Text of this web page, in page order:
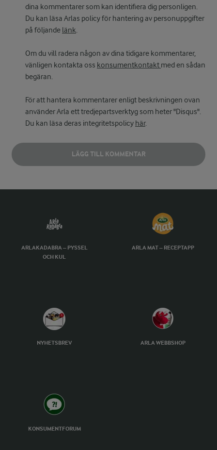
dina kommentarer som kan identifiera dig personligen.
Du kan läsa Arlas policy för hantering av personuppgifter
på följande länk.
Om du vill radera någon av dina tidigare kommentarer,
vänligen kontakta oss konsumentkontakt med en sådan
begäran.
För att hantera kommentarer enligt beskrivningen ovan
använder Arla ett tredjepartsverktyg som heter "Disqus".
Du kan läsa deras integritetspolicy här.
LÄGG TILL KOMMENTAR
ARLAKADABRA – PYSSEL
OCH KUL
ARLA MAT – RECEPTAPP
NYHETSBREV ARLA WEBBSHOP
KONSUMENTFORUM